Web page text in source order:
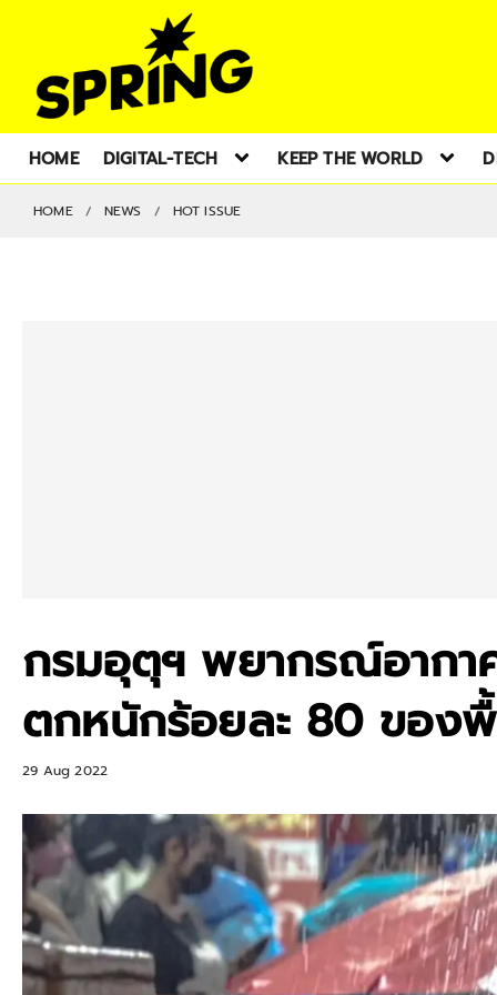
HOME DIGITAL-TECH KEEP THE WORLD
HOME NEWS HOT ISSUE
กรมอุตุฯ พยากรณ์อาก
ตกหนักร้อยละ 80 ของ
29 Aug 2022